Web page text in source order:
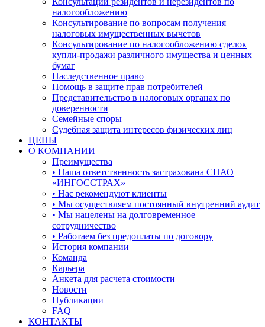
налогообложению
Консультирование по вопросам получения
налоговых имущественных вычетов
Консультирование по налогообложению сделок
купли-продажи различного имущества и ценных
бумаг
Наследственное право
Помощь в защите прав потребителей
Представительство в налоговых органах по
доверенности
Семейные споры
Судебная защита интересов физических лиц
ЦЕНЫ
О КОМПАНИИ
Преимущества
• Наша ответственность застрахована СПАО
«ИНГОССТРАХ»
• Нас рекомендуют клиенты
• Мы осуществляем постоянный внутренний аудит
• Мы нацелены на долговременное
сотрудничество
• Работаем без предоплаты по договору
История компании
Команда
Карьера
Анкета для расчета стоимости
Новости
Публикации
FAQ
КОНТАКТЫ